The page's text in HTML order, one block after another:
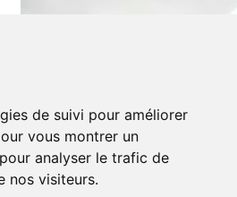
de suivi pour améliorer
vous montrer un
analyser le trafic de
nos visiteurs.